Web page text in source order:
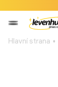
Hlavní strana